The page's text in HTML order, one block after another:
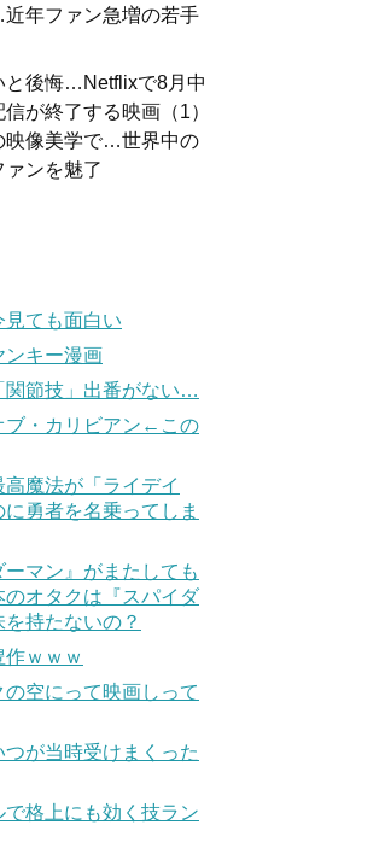
年ファン急増の若手
と後悔…Netflixで8月中
が終了する映画（1）
映像美学で…世界中の
ァンを魅了
ても面白い
ンキー漫画
関節技」出番がない…
ブ・カリビアン←この
魔法が「ライデイ
勇者を名乗ってしま
マン』がまたしても
オタクは『スパイダ
持たないの？
ｗｗｗ
の空にって映画しって
が当時受けまくった
で格上にも効く技ラン